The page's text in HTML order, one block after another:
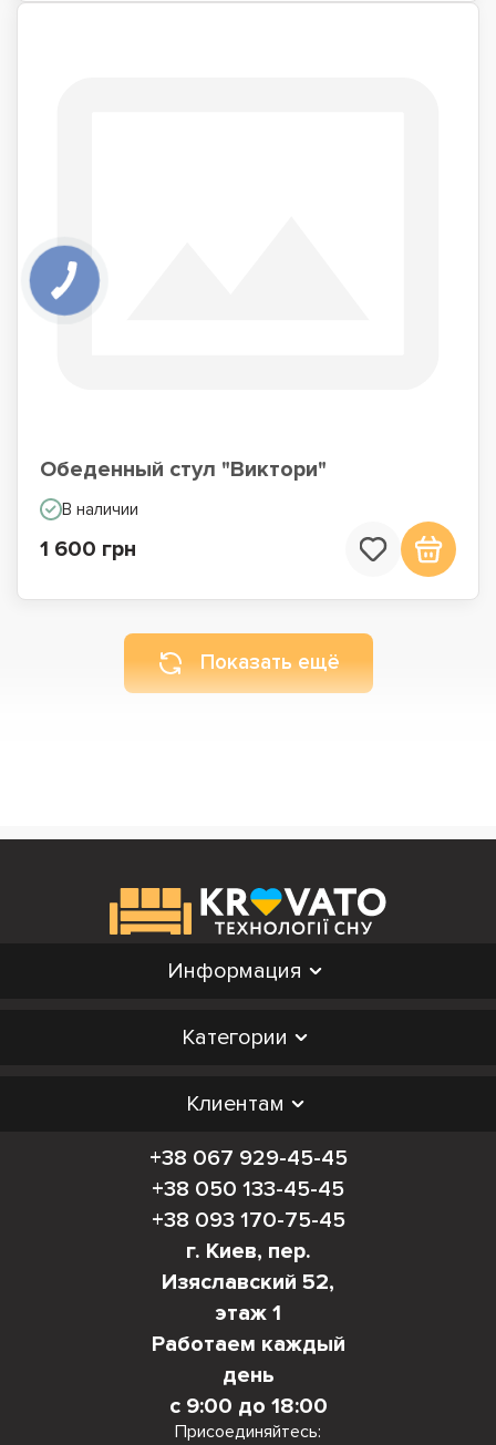
Обеденный стул "Виктори"
В наличии
1 600 грн
Показать ещё
Информация
Категории
Клиентам
+38 067 929-45-45
+38 050 133-45-45
+38 093 170-75-45
г. Киев, пер.
Изяславский 52,
этаж 1
Работаем каждый
день
с 9:00 до 18:00
Присоединяйтесь: